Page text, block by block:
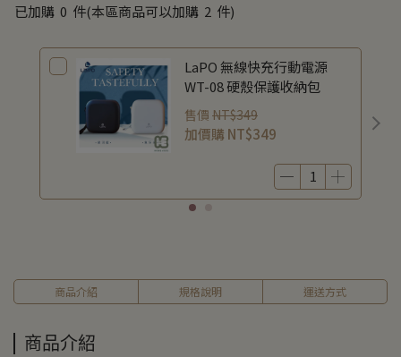
已加購 0 件(本區商品可以加購 2 件)
LaPO 無線快充行動電源
WT-08 硬殼保護收納包
售價 NT$349
加價購 NT$349
商品介紹 規格說明 運送方式
商品介紹